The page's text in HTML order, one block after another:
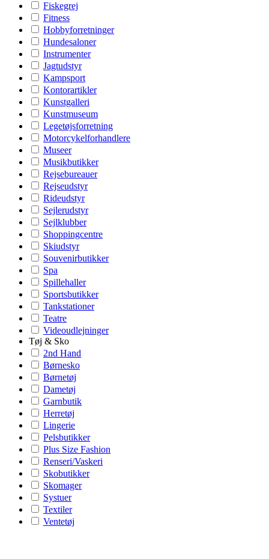
Fiskegrej
Fitness
Hobbyforretninger
Hundesaloner
Instrumenter
Jagtudstyr
Kampsport
Kontorartikler
Kunstgalleri
Kunstmuseum
Legetøjsforretning
Motorcykelforhandlere
Museer
Musikbutikker
Rejsebureauer
Rejseudstyr
Rideudstyr
Sejlerudstyr
Sejlklubber
Shoppingcentre
Skiudstyr
Souvenirbutikker
Spa
Spillehaller
Sportsbutikker
Tankstationer
Teatre
Videoudlejninger
Tøj & Sko
2nd Hand
Børnesko
Børnetøj
Dametøj
Garnbutik
Herretøj
Lingerie
Pelsbutikker
Plus Size Fashion
Renseri/Vaskeri
Skobutikker
Skomager
Systuer
Textiler
Ventetøj